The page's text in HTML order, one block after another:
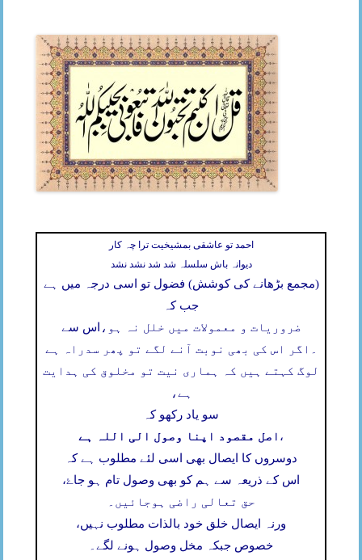
احمد تو عاشقی بمشیخیت ترا چہ کار
دیوانہ باش سلسلہ شد شد نشد نشد
(مجمع بڑھانے کی کوشش) فضول تو اسی درجہ میں ہے
جب کہ
اس سے ضروریات و معمولات میں خلل نہ ہو،
اگر اس کی بھی نوبت آنے لگے تو پھر سدراہ ہے
لوگ کہتے ہیں کہ ہماری نیت تو مخلوق کی ہدایت
ہے،
سو یاد رکھو کہ
اصل مقصود اپنا وصول الی اللہ ہے ،
دوسروں کا ایصال بھی اسی لئے مطلوب ہے کہ
اس کے ذریعہ سے ہم کو بھی وصول تام ہو جاۓ،
حق تعالی راضی ہوجائیں۔
ورنہ ایصال خلق خود بالذات مطلوب نہیں،
خصوص جبکہ مخل وصول ہونے لگے۔